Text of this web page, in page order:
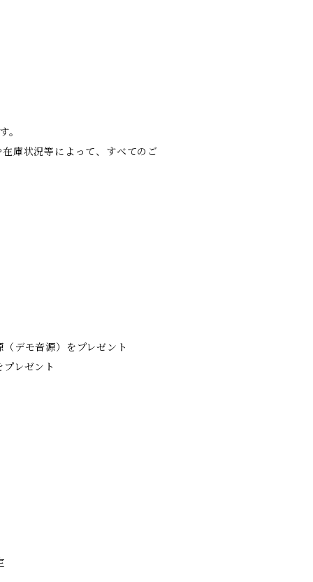
。
庫状況等によって、すべてのご
デモ音源）をプレゼント
レゼント